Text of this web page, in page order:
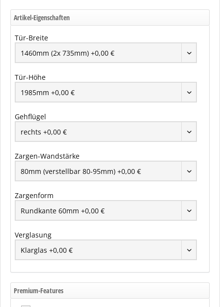
Artikel-Eigenschaften
Tür-Breite
Tür-Höhe
Gehflügel
Zargen-Wandstärke
Zargenform
Verglasung
Premium-Features